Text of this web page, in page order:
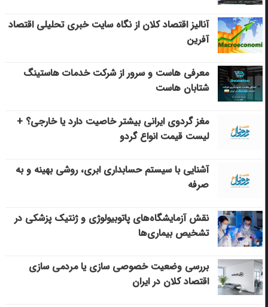
آنالیز اقتصاد کلان از نگاه سایت خبری تحلیلی اقتصاد
آفرین
معرفی هاست و سرور از شرکت خدمات هاستینگ
شتابان هاست
مغز گردوی ایرانی بیشتر خاصیت دارد یا خارجی؟ +
لیست قیمت انواع گردو
آشنایی با سیستم حسابداری ابری، روشی بهینه و به
صرفه
نقش آزمایشگاه‌های پاتوبیولوژی و ژنتیک پزشکی در
تشخیص بیماری‌ها
بررسی وضعیت خصوصی سازی یا مردمی سازی
اقتصاد کلان در ایران